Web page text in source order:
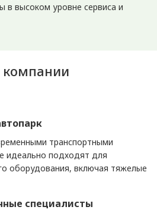
высоком уровне сервиса и
транспортными
идеально подходят для
оборудования, включая тяжелые
специалисты